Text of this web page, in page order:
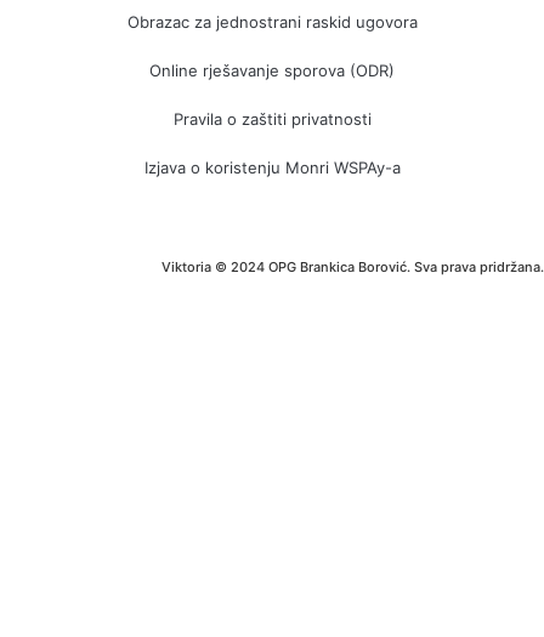
Obrazac za jednostrani raskid ugovora
Online rješavanje sporova (ODR)
Pravila o zaštiti privatnosti
Izjava o koristenju Monri WSPAy-a
Viktoria © 2024 OPG Brankica Borović. Sva prava pridržana.